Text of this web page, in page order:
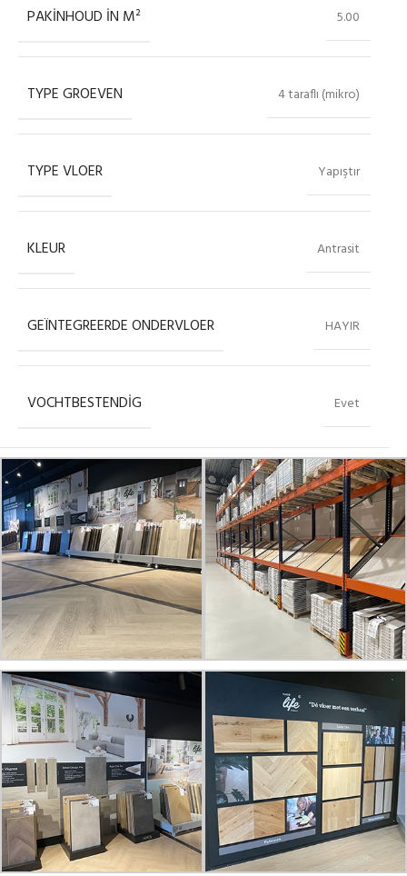
PAKINHOUD IN M² 5.00
TYPE GROEVEN 4 taraflı (mikro)
TYPE VLOER Yapıştır
KLEUR Antrasit
GEÏNTEGREERDE ONDERVLOER HAYIR
VOCHTBESTENDIG Evet